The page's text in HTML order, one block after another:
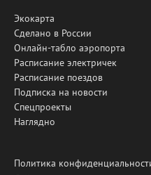
Экокарта
Сделано в России
Онлайн-табло аэропорта
Расписание электричек
Расписание поездов
Подписка на новости
Спецпроекты
Наглядно
Политика